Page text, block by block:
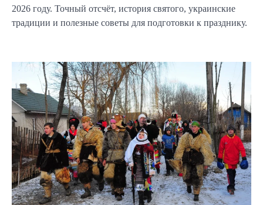
2026 году. Точный отсчёт, история святого, украинские
традиции и полезные советы для подготовки к празднику.